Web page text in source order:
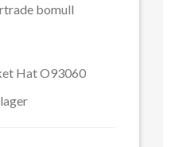
bomull
Hat O93060